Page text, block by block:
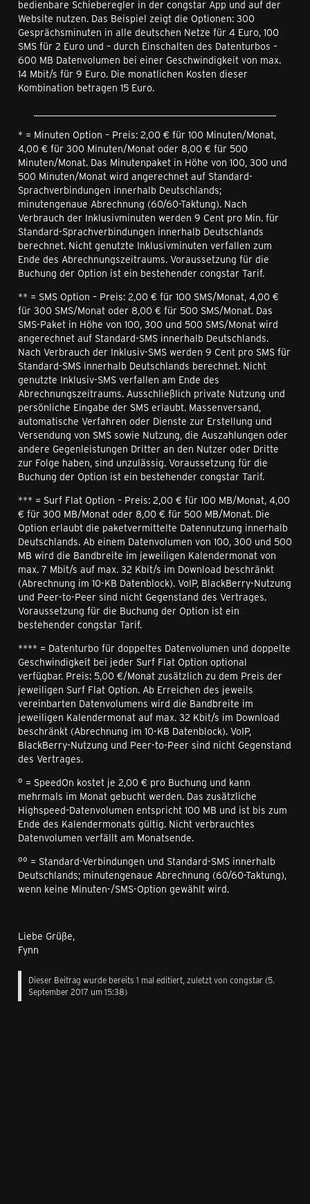
bedienbare Schieberegler in der congstar App und auf der
Website nutzen. Das Beispiel zeigt die Optionen: 300
Gesprächsminuten in alle deutschen Netze für 4 Euro, 100
SMS für 2 Euro und – durch Einschalten des Datenturbos –
600 MB Datenvolumen bei einer Geschwindigkeit von max.
14 Mbit/s für 9 Euro. Die monatlichen Kosten dieser
Kombination betragen 15 Euro.
* = Minuten Option – Preis: 2,00 € für 100 Minuten/Monat,
4,00 € für 300 Minuten/Monat oder 8,00 € für 500
Minuten/Monat. Das Minutenpaket in Höhe von 100, 300 und
500 Minuten/Monat wird angerechnet auf Standard-
Sprachverbindungen innerhalb Deutschlands;
minutengenaue Abrechnung (60/60-Taktung). Nach
Verbrauch der Inklusivminuten werden 9 Cent pro Min. für
Standard-Sprachverbindungen innerhalb Deutschlands
berechnet. Nicht genutzte Inklusivminuten verfallen zum
Ende des Abrechnungszeitraums. Voraussetzung für die
Buchung der Option ist ein bestehender congstar Tarif.
** = SMS Option – Preis: 2,00 € für 100 SMS/Monat, 4,00 €
für 300 SMS/Monat oder 8,00 € für 500 SMS/Monat. Das
SMS-Paket in Höhe von 100, 300 und 500 SMS/Monat wird
angerechnet auf Standard-SMS innerhalb Deutschlands.
Nach Verbrauch der Inklusiv-SMS werden 9 Cent pro SMS für
Standard-SMS innerhalb Deutschlands berechnet. Nicht
genutzte Inklusiv-SMS verfallen am Ende des
Abrechnungszeitraums. Ausschließlich private Nutzung und
persönliche Eingabe der SMS erlaubt. Massenversand,
automatische Verfahren oder Dienste zur Erstellung und
Versendung von SMS sowie Nutzung, die Auszahlungen oder
andere Gegenleistungen Dritter an den Nutzer oder Dritte
zur Folge haben, sind unzulässig. Voraussetzung für die
Buchung der Option ist ein bestehender congstar Tarif.
*** = Surf Flat Option – Preis: 2,00 € für 100 MB/Monat, 4,00
€ für 300 MB/Monat oder 8,00 € für 500 MB/Monat. Die
Option erlaubt die paketvermittelte Datennutzung innerhalb
Deutschlands. Ab einem Datenvolumen von 100, 300 und 500
MB wird die Bandbreite im jeweiligen Kalendermonat von
max. 7 Mbit/s auf max. 32 Kbit/s im Download beschränkt
(Abrechnung im 10-KB Datenblock). VoIP, BlackBerry-Nutzung
und Peer-to-Peer sind nicht Gegenstand des Vertrages.
Voraussetzung für die Buchung der Option ist ein
bestehender congstar Tarif.
**** = Datenturbo für doppeltes Datenvolumen und doppelte
Geschwindigkeit bei jeder Surf Flat Option optional
verfügbar. Preis: 5,00 €/Monat zusätzlich zu dem Preis der
jeweiligen Surf Flat Option. Ab Erreichen des jeweils
vereinbarten Datenvolumens wird die Bandbreite im
jeweiligen Kalendermonat auf max. 32 Kbit/s im Download
beschränkt (Abrechnung im 10-KB Datenblock). VoIP,
BlackBerry-Nutzung und Peer-to-Peer sind nicht Gegenstand
des Vertrages.
° = SpeedOn kostet je 2,00 € pro Buchung und kann
mehrmals im Monat gebucht werden. Das zusätzliche
Highspeed-Datenvolumen entspricht 100 MB und ist bis zum
Ende des Kalendermonats gültig. Nicht verbrauchtes
Datenvolumen verfällt am Monatsende.
°° = Standard-Verbindungen und Standard-SMS innerhalb
Deutschlands; minutengenaue Abrechnung (60/60-Taktung),
wenn keine Minuten-/SMS-Option gewählt wird.
Liebe Grüße,
Fynn
Dieser Beitrag wurde bereits 1 mal editiert, zuletzt von congstar(5.
September 2017 um 15:38)